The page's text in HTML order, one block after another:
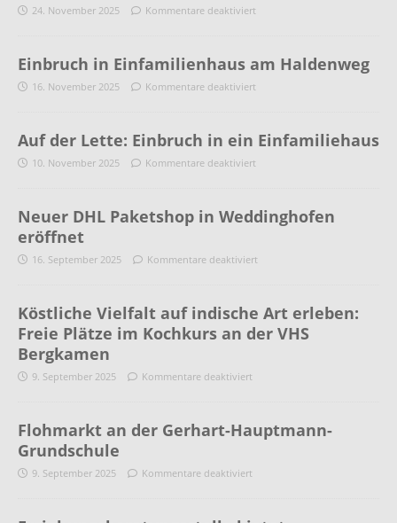
24. November 2025 Kommentare deaktiviert
Einbruch in Einfamilienhaus am Haldenweg
16. November 2025 Kommentare deaktiviert
Auf der Lette: Einbruch in ein Einfamiliehaus
10. November 2025 Kommentare deaktiviert
Neuer DHL Paketshop in Weddinghofen
eröffnet
16. September 2025 Kommentare deaktiviert
Köstliche Vielfalt auf indische Art erleben:
Freie Plätze im Kochkurs an der VHS
Bergkamen
9. September 2025 Kommentare deaktiviert
Flohmarkt an der Gerhart-Hauptmann-
Grundschule
9. September 2025 Kommentare deaktiviert